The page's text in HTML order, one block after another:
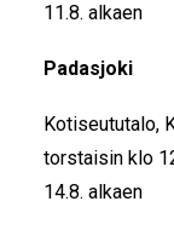
11.8. alkaen
Padasjoki
Kotiseututalo,
torstaisin klo
14.8. alkaen